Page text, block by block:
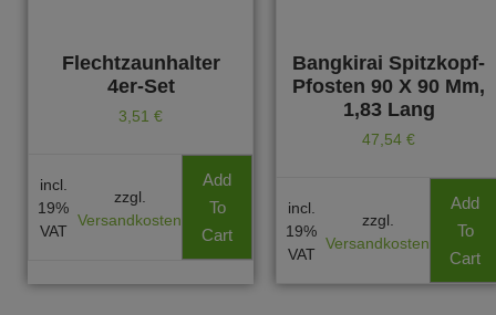
Flechtzaunhalter
4er-Set
3,51 €
incl.
19%
VAT
zzgl.
Versandkosten
Add
To
Cart
Bangkirai Spitzkopf-
Pfosten 90 X 90 Mm,
1,83 Lang
47,54 €
incl.
19%
VAT
zzgl.
Versandkosten
Add
To
Cart